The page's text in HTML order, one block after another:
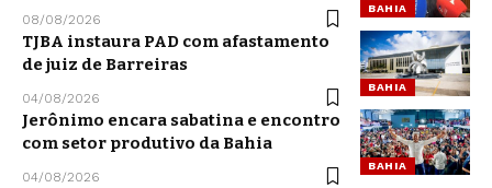
BAHIA
08/08/2026
BAHIA
TJBA instaura PAD com afastamento
de juiz de Barreiras
04/08/2026
BAHIA
Jerônimo encara sabatina e encontro
com setor produtivo da Bahia
04/08/2026